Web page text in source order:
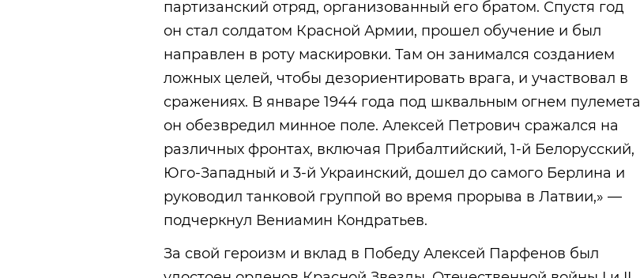
партизанский отряд, организованный его братом. Спустя год
он стал солдатом Красной Армии, прошел обучение и был
направлен в роту маскировки. Там он занимался созданием
ложных целей, чтобы дезориентировать врага, и участвовал в
сражениях. В январе 1944 года под шквальным огнем пулемета
он обезвредил минное поле. Алексей Петрович сражался на
различных фронтах, включая Прибалтийский, 1-й Белорусский,
Юго-Западный и 3-й Украинский, дошел до самого Берлина и
руководил танковой группой во время прорыва в Латвии,» —
подчеркнул Вениамин Кондратьев.
За свой героизм и вклад в Победу Алексей Парфенов был